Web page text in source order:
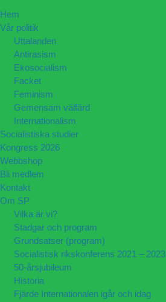
Hem
Vår politik
Uttalanden
Antirasism
Ekosocialism
Facket
Feminism
Gemensam välfärd
Internationalism
Socialistiska studier
Kongress 2026
Webbshop
Bli medlem
Kontakt
Om SP
Vilka är vi?
Stadgar och program
Grundsatser (program)
Socialistisk rikskonferens 2021 – 2023
50-årsjubileum
Historia
Fjärde Internationalen igår och idag